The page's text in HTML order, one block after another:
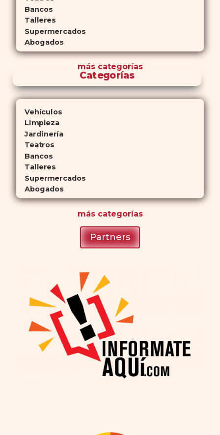
Bancos
Talleres
Supermercados
Abogados
máscategorías
Categorías
Vehículos
Limpieza
Jardinería
Teatros
Bancos
Talleres
Supermercados
Abogados
máscategorías
Partners